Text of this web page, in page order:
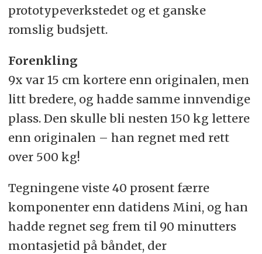
prototypeverkstedet og et ganske
romslig budsjett.
Forenkling
9x var 15 cm kortere enn originalen, men
litt bredere, og hadde samme innvendige
plass. Den skulle bli nesten 150 kg lettere
enn originalen – han regnet med rett
over 500 kg!
Tegningene viste 40 prosent færre
komponenter enn datidens Mini, og han
hadde regnet seg frem til 90 minutters
montasjetid på båndet, der